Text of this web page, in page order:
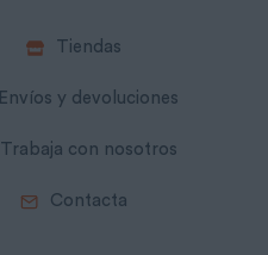
Tiendas
Envíos y devoluciones
Trabaja con nosotros
Contacta